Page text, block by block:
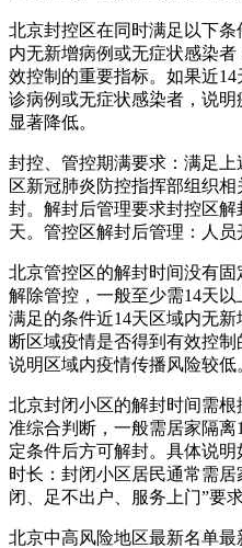
北京封控区在同时满足以下
内无新增病例或无症状感染
效控制的重要指标。如果近
诊病例或无症状感染者，说
显著降低。
封控、管控期满要求：满足
区新冠肺炎防控指挥部组织
封。解封后管理要求封控区
天。管控区解封后管理：人员
北京管控区的解封时间没有
解除管控，一般至少需14天
满足的条件近14天区域内无
断区域疫情是否得到有效控制
说明区域内疫情传播风险较低
北京封闭小区的解封时间需
准综合判断，一般需居家隔
定条件后方可解封。具体说
时长：封闭小区居民通常需
闭、足不出户、服务上门”要求
北京中高风险地区最新名单最